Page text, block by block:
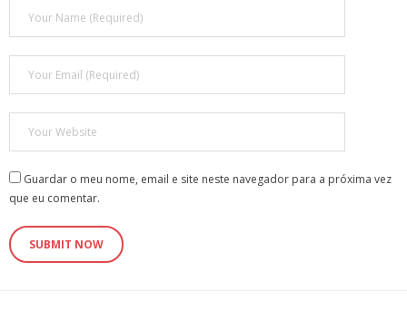
Guardar o meu nome, email e site neste navegador para a próxima vez
que eu comentar.